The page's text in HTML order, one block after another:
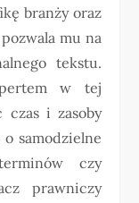
branży oraz
mu na
tekstu.
w tej
czas i zasoby
samodzielne
czy
prawniczy